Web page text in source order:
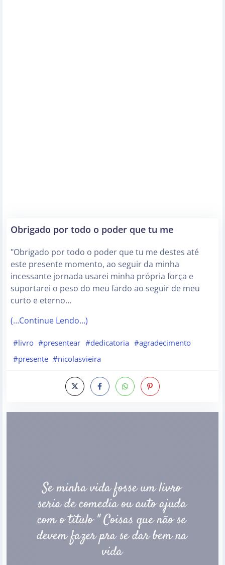
Obrigado por todo o poder que tu me
"Obrigado por todo o poder que tu me destes até
este presente momento, ao seguir da minha
incessante jornada usarei minha própria força e
suportarei o peso do meu fardo ao seguir de meu
curto e eterno…
(…Continue Lendo…)
#livro #presentear #dedicatoria #agradecimento
#presente #nicolasvieira